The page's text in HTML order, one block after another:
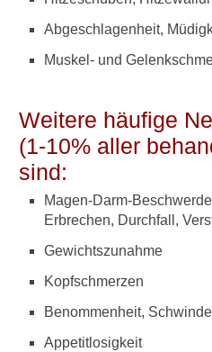
Abgeschlagenheit,
Muskel- und
Weitere häufige
(1-10% aller
sind:
Magen-Darm-
Erbrechen, Durchfall,
Gewichtszunahme
Kopfschmerzen
Benommenheit, Schwindel
Appetitlosigkeit
d
e
b
e
n
w
i
r
k
u
g
n
v